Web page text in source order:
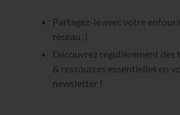
Partagez-le avec votre
réseau :)
Découvrez régulièrement des
& ressources essentielles en
newsletter !